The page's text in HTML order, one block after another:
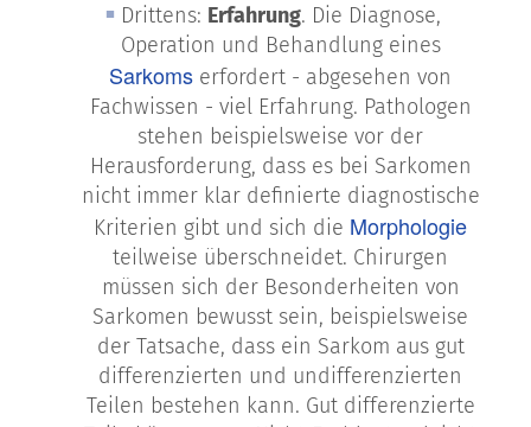
Drittens: Erfahrung. Die Diagnose,
Operation und Behandlung eines
Sarkoms erfordert - abgesehen von
Fachwissen - viel Erfahrung. Pathologen
stehen beispielsweise vor der
Herausforderung, dass es bei Sarkomen
nicht immer klar definierte diagnostische
Kriterien gibt und sich die Morphologie
teilweise überschneidet. Chirurgen
müssen sich der Besonderheiten von
Sarkomen bewusst sein, beispielsweise
der Tatsache, dass ein Sarkom aus gut
differenzierten und undifferenzierten
Teilen bestehen kann. Gut differenzierte